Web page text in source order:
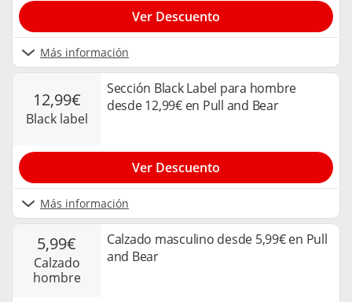
Más información
Ver Descuento
12,99€
black label
Sección Black Label para hombre
desde 12,99€ en Pull and Bear
Más información
Ver Descuento
5,99€
calzado
hombre
Calzado masculino desde 5,99€ en Pull
and Bear